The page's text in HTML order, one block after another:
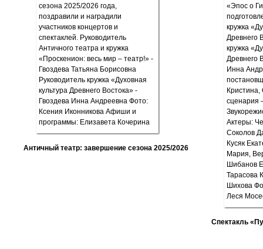
Античный театр: завершение сезона 2025/2026
Спектакль